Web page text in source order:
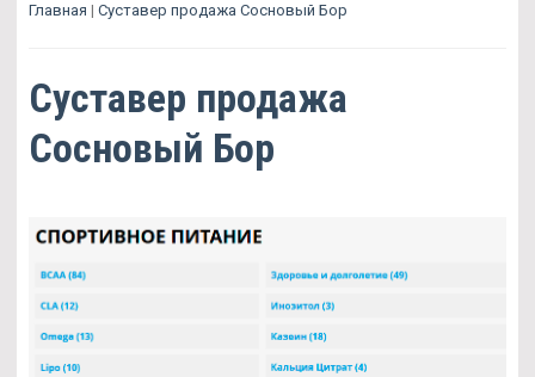
Главная | Суставер продажа Сосновый Бор
Суставер продажа
Сосновый Бор